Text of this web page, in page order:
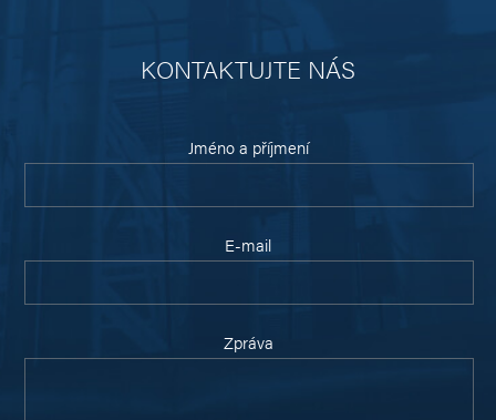
KONTAKTUJTE NÁS
Jméno a příjmení
E-mail
Zpráva